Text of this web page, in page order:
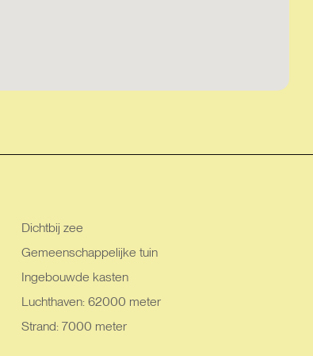
Dichtbij zee
Gemeenschappelijke tuin
Ingebouwde kasten
Luchthaven: 62000 meter
Strand: 7000 meter